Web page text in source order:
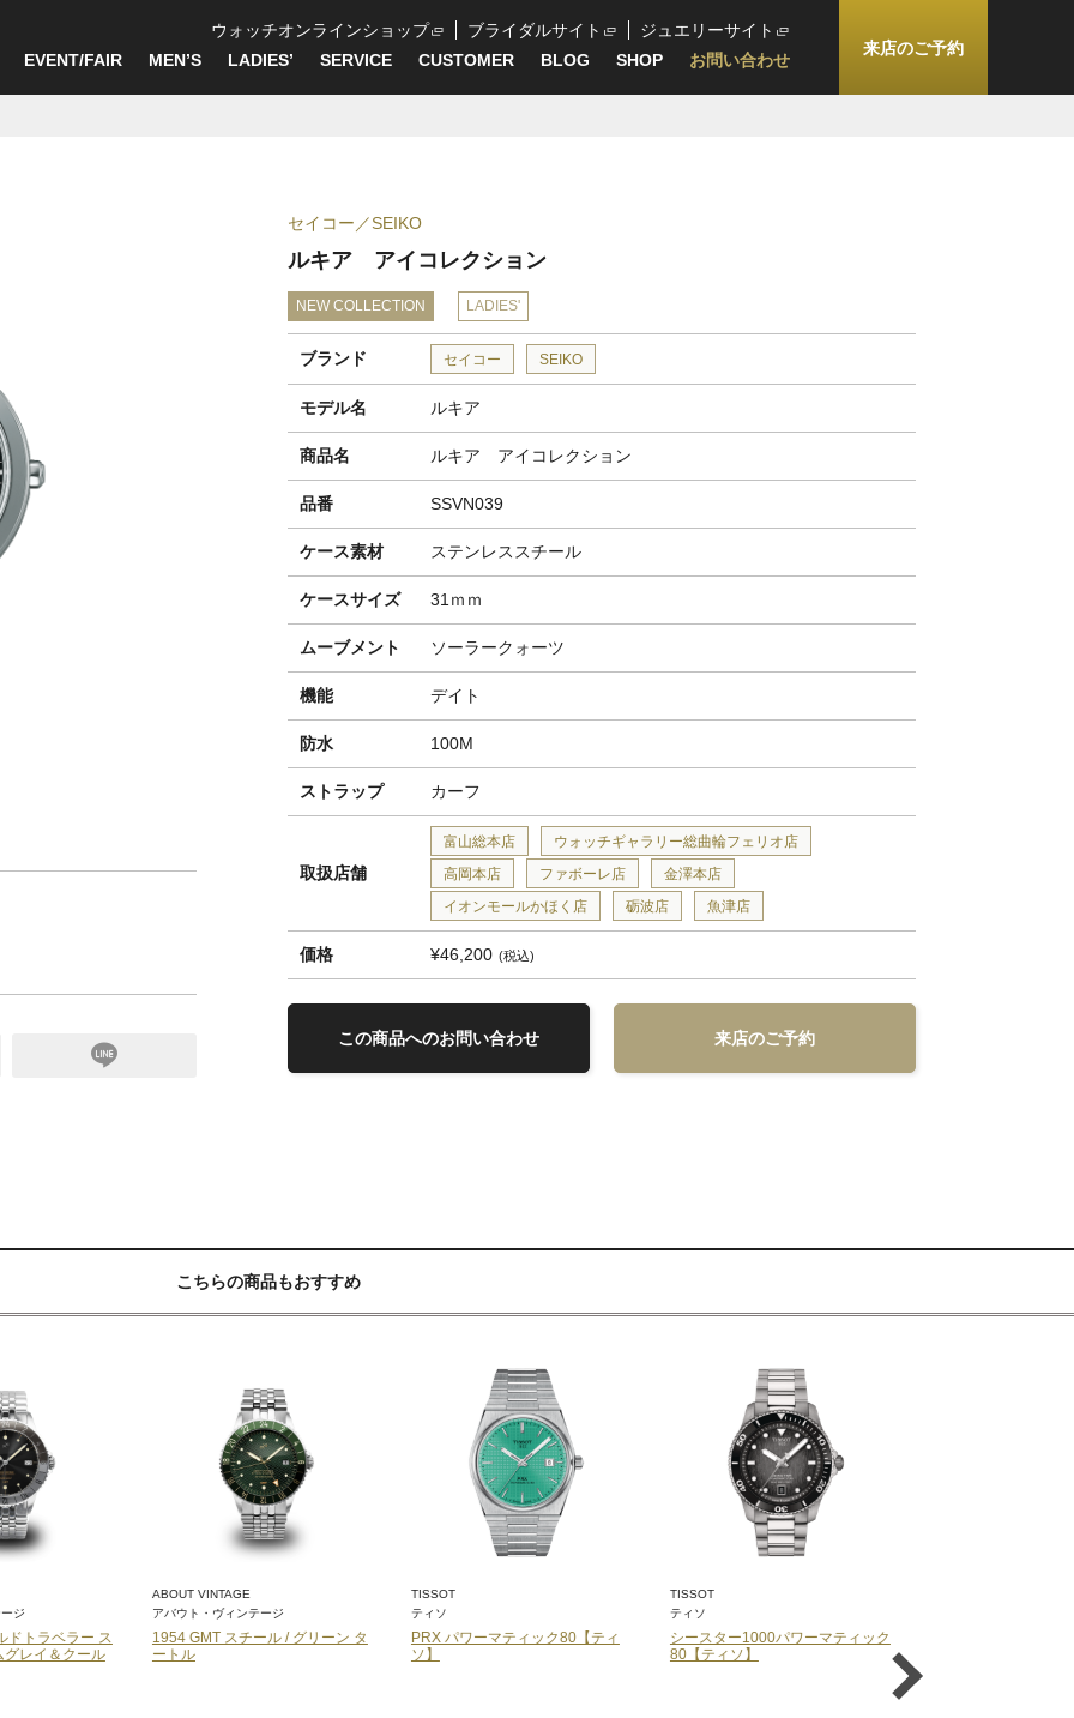
ウォッチオンラインショップ ブライダルサイト
ジュエリーサイト
EVENT/FAIR
MEN’S LADIES’ SERVICE CUSTOMER BLOG SHOP お問い合わせ
来店のご予約
セイコー SEIKO
ルキア アイコレクション
NEW COLLECTION LADIES'
ブランド セイコー SEIKO
モデル名 ルキア
商品名 ルキア アイコレクション
品番 SSVN039
ケース素材 ステンレススチール
ケースサイズ 31ｍｍ
ムーブメント ソーラークォーツ
機能 デイト
防水 100M
ストラップ カーフ
取扱店舗
富山総本店
ウォッチギャラリー総曲輪フェリオ店
高岡本店
ファボーレ店
金澤本店
イオンモールかほく店
砺波店 魚津店
価格 ¥46,200 税込
この商品へのお問い合わせ 来店のご予約
こちらの商品もおすすめ
ジ
ル / グリーン タ
TISSOT
ティソ
PRX パワーマティック80【ティ
ソ】
TISSOT
ティソ
シースター1000パワーマティック
80【ティソ】
TISSOT
ティソ
シースター1000パワーマティック
80【ティソ】